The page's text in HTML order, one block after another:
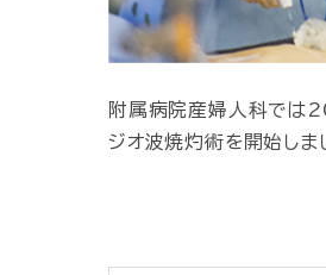
附属病院産婦人科では
ジオ波焼灼術を開始しま